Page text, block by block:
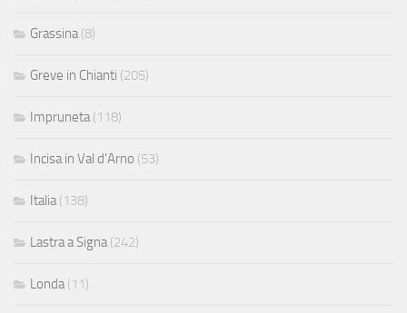
Grassina(8)
Greve in Chianti (205)
Impruneta(118)
Incisa in Val d'Arno (53)
Italia(138)
Lastra a Signa(242)
Londa(11)